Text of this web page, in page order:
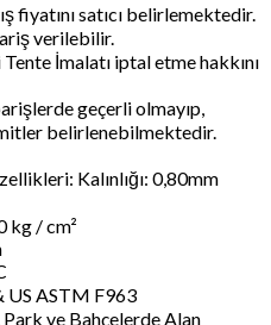
fiyatını satıcı belirlemektedir.
verilebilir.
İmalatı iptal etme hakkını
geçerli olmayıp,
belirlenebilmektedir.
Kalınlığı: 0,80mm
kg / cm²
US ASTM F963
Park ve Bahçelerde Alan